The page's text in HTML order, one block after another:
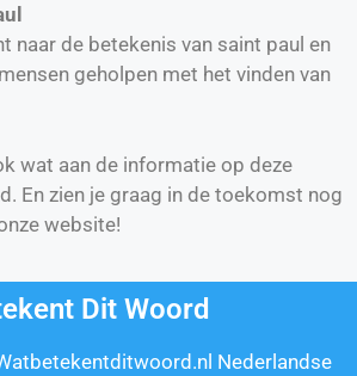
naar de betekenis van saint paul en
geholpen met het vinden van
wat aan de informatie op deze
En zien je graag in de toekomst nog
website!
Dit Woord
Nederlandse